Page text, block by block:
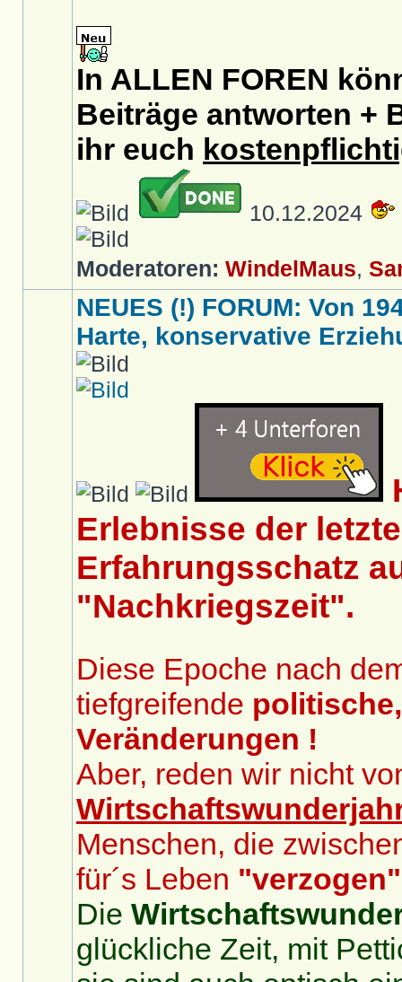
In ALLEN FOREN
Beiträge antworten +
ihr euch
10.12.2024
Moderatoren: WindelMaus,
NEUES (!) FORUM: Von
Harte, konservative
Erlebnisse der
Erfahrungsschatz
"Nachkriegszeit".
Diese Epoche nach
tiefgreifende
Veränderungen !
Aber, reden wir nicht
Menschen, die
für´s Leben "verzogen"
Die
glückliche Zeit, mit